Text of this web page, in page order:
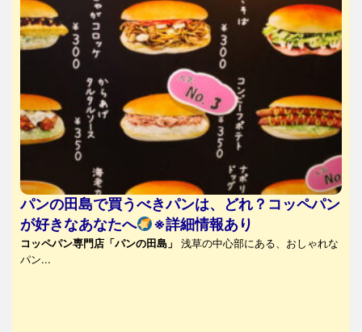
パンの田島で買うべきパンは、どれ？コッペパン
が好きなあなたへ
※詳細情報あり
コッペパン専門店「パンの田島」
浅草の中心部にある、おしゃれな
パン...